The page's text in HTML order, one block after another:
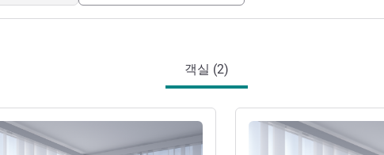
객실 (2)
보기 세부 정보 보기